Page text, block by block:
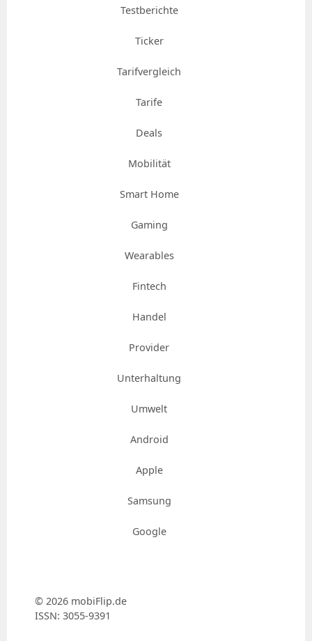
Testberichte
Ticker
Tarifvergleich
Tarife
Deals
Mobilität
Smart Home
Gaming
Wearables
Fintech
Handel
Provider
Unterhaltung
Umwelt
Android
Apple
Samsung
Google
© 2026 mobiFlip.de
ISSN: 3055-9391